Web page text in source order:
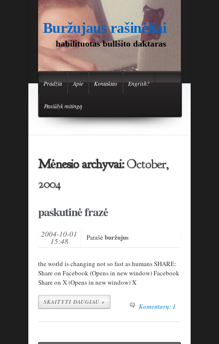
Buržujaus rašinėliai
habilituotas bullšito daktaras
Pradžia Apie Kontaktas Engrish?
Pasiūlyk mitingą
Mėnesio archyvai:October,
2004
paskutinė frazė
2004-10-01
15:48 Parašėburžujus
the world is changing not so fast as humans SHARE:
Share on Facebook (Opens in new window) Facebook
Share on X (Opens in new window) X
SKAITYTI DAUGIAU » Komentarų: 1